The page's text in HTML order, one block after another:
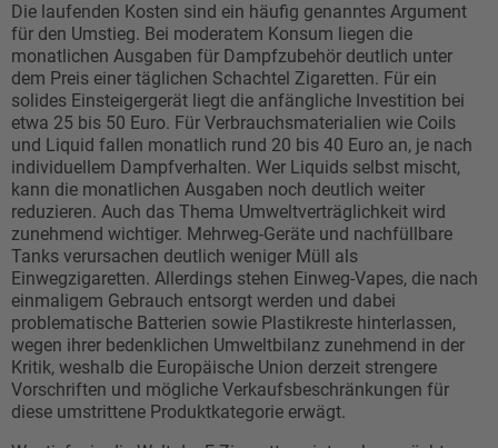
Die laufenden Kosten sind ein häufig genanntes Argument
für den Umstieg. Bei moderatem Konsum liegen die
monatlichen Ausgaben für Dampfzubehör deutlich unter
dem Preis einer täglichen Schachtel Zigaretten. Für ein
solides Einsteigergerät liegt die anfängliche Investition bei
etwa 25 bis 50 Euro. Für Verbrauchsmaterialien wie Coils
und Liquid fallen monatlich rund 20 bis 40 Euro an, je nach
individuellem Dampfverhalten. Wer Liquids selbst mischt,
kann die monatlichen Ausgaben noch deutlich weiter
reduzieren. Auch das Thema Umweltverträglichkeit wird
zunehmend wichtiger. Mehrweg-Geräte und nachfüllbare
Tanks verursachen deutlich weniger Müll als
Einwegzigaretten. Allerdings stehen Einweg-Vapes, die nach
einmaligem Gebrauch entsorgt werden und dabei
problematische Batterien sowie Plastikreste hinterlassen,
wegen ihrer bedenklichen Umweltbilanz zunehmend in der
Kritik, weshalb die Europäische Union derzeit strengere
Vorschriften und mögliche Verkaufsbeschränkungen für
diese umstrittene Produktkategorie erwägt.